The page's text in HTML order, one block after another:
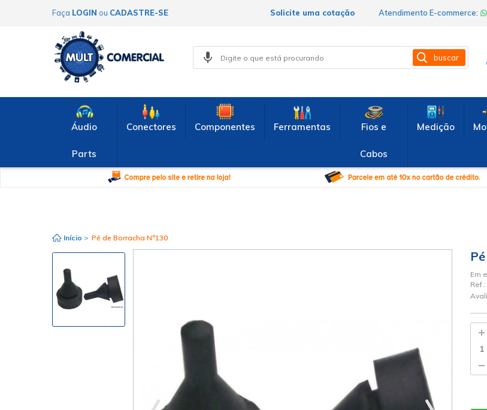
Faça LOGIN ou CADASTRE-SE Atendimento E-commerce:
Solicite uma cotação
buscar
Áudio
Parts
Conectores Componentes Ferramentas Fios e
Cabos
Medição
Início > Pé de Borracha Nº130
Em
Ref.: